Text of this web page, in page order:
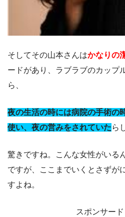
そしてその山本さんはかなりの
ードがあり、ラブラブのカップ
ら、
夜の生活の時には病院の手術の
使い、夜の営みをされていたら
驚きですね。こんな女性がいる
ですが、ここまでいくとさずが
すよね。
スポンサー